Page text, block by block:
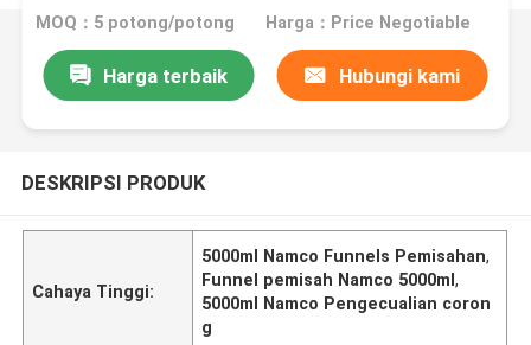
MOQ：5 potong/potong Harga：Price Negotiable
Harga terbaik Hubungi kami
DESKRIPSI PRODUK
Cahaya Tinggi:
5000ml Namco Funnels Pemisahan,
Funnel pemisah Namco 5000ml,
5000ml Namco Pengecualian coron
g